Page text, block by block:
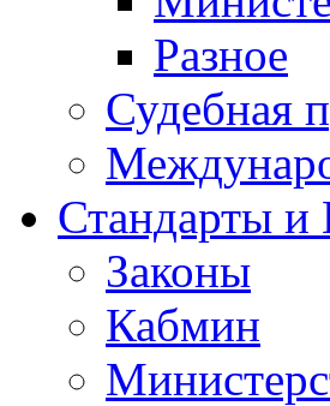
Разное
Судебная
Стандарты
Законы
Кабмин